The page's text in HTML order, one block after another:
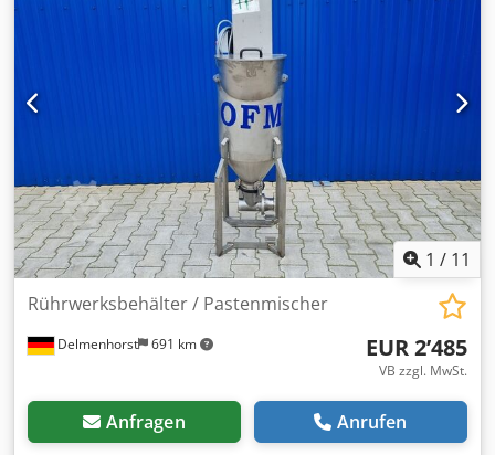
Auslaufdurchmesser: 50mm Gesamtbreite: 1470mm
Gesamtlänge: 1370mm Einrichtungen: Typenschild: ja
1 / 11
Delmenhorst 691 km
Rührwerksbehälter / Pastenmischer
EUR 2’485
VB zzgl. MwSt.
Anfragen Anrufen